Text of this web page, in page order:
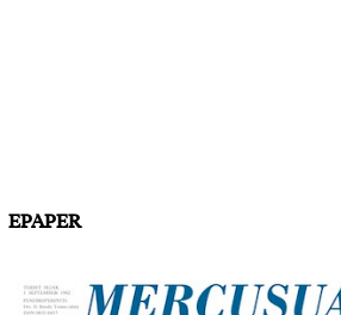
EPAPER